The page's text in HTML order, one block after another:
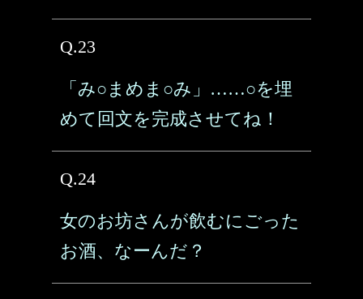
Q.23
「み○まめま○み」……○を埋
めて回文を完成させてね！
Q.24
女のお坊さんが飲むにごった
お酒、なーんだ？